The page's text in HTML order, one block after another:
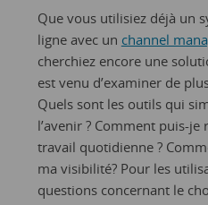
Que vous utilisiez déjà un
ligne avec un channel
cherchiez encore une
est venu d’examiner de
Quels sont les outils qui
l’avenir ? Comment puis-
travail quotidienne ?
ma visibilité? Pour les
questions concernant le